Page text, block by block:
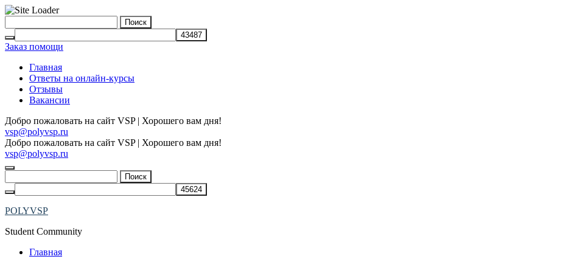
to
content
Заказ помощи
Главная
Ответы на онлайн-курсы
Отзывы
Вакансии
Добро пожаловать на сайт VSP | Хорошего вам дня!
vsp@polyvsp.ru
Добро пожаловать на сайт VSP | Хорошего вам дня!
vsp@polyvsp.ru
POLYVSP
Student Community
Главная